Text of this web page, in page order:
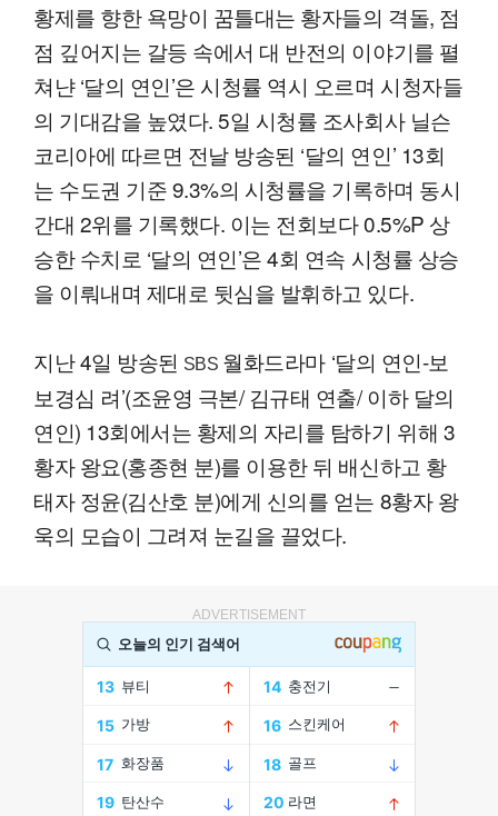
황제를 향한 욕망이 꿈틀대는 황자들의 격돌, 점
점 깊어지는 갈등 속에서 대 반전의 이야기를 펼
쳐냔 ‘달의 연인’은 시청률 역시 오르며 시청자들
의 기대감을 높였다. 5일 시청률 조사회사 닐슨
코리아에 따르면 전날 방송된 ‘달의 연인’ 13회
는 수도권 기준 9.3%의 시청률을 기록하며 동시
간대 2위를 기록했다. 이는 전회보다 0.5%P 상
승한 수치로 ‘달의 연인’은 4회 연속 시청률 상승
을 이뤄내며 제대로 뒷심을 발휘하고 있다.
지난 4일 방송된 SBS월화드라마 ‘달의 연인-보
보경심 려’(조윤영 극본/ 김규태 연출/ 이하 달의
연인) 13회에서는 황제의 자리를 탐하기 위해 3
황자 왕요(홍종현 분)를 이용한 뒤 배신하고 황
태자 정윤(김산호 분)에게 신의를 얻는 8황자 왕
욱의 모습이 그려져 눈길을 끌었다.
ADVERTISEMENT